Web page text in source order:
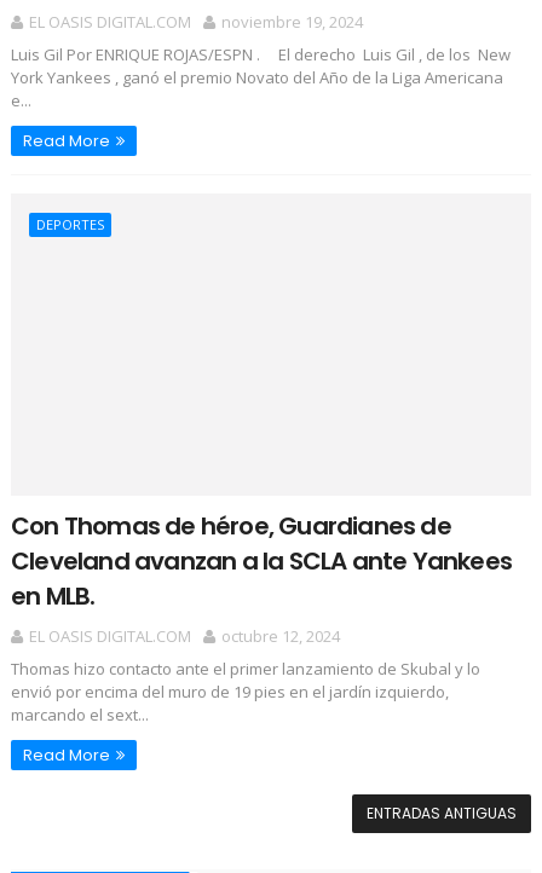
EL OASIS DIGITAL.COM
noviembre 19, 2024
Luis Gil Por ENRIQUE ROJAS/ESPN . El derecho Luis Gil , de los New
York Yankees , ganó el premio Novato del Año de la Liga Americana
e...
Read More
DEPORTES
Con Thomas de héroe, Guardianes de
Cleveland avanzan a la SCLA ante Yankees
en MLB.
EL OASIS DIGITAL.COM
octubre 12, 2024
Thomas hizo contacto ante el primer lanzamiento de Skubal y lo
envió por encima del muro de 19 pies en el jardín izquierdo,
marcando el sext...
Read More
ENTRADAS ANTIGUAS